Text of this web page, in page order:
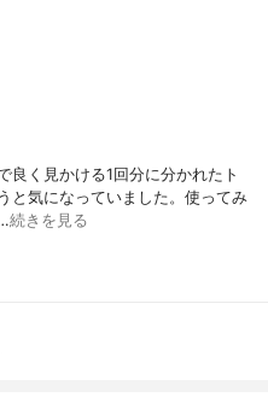
良く見かける1回分に分かれたト
と気になっていました。使ってみ
続きを見る